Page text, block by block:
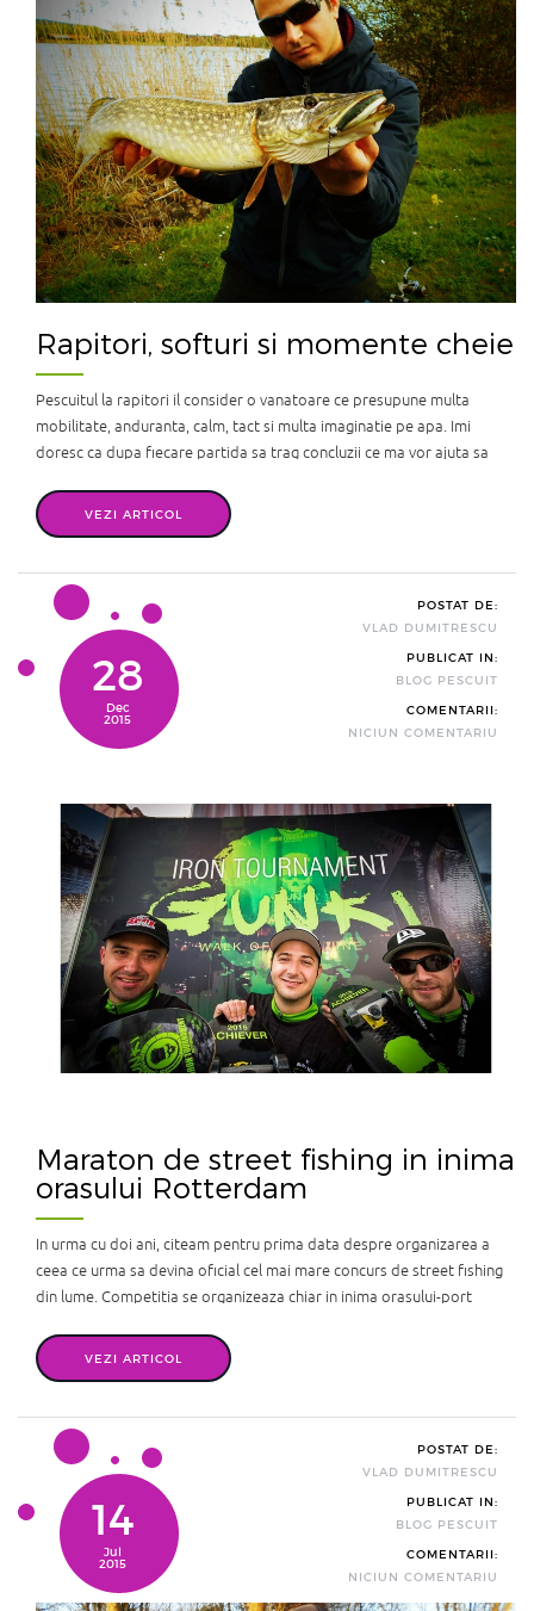
Rapitori, softuri si momente cheie
Pescuitul la rapitori il consider o vanatoare ce presupune multa
mobilitate, anduranta, calm, tact si multa imaginatie pe apa. Imi
doresc ca dupa fiecare partida sa trag concluzii ce ma vor ajuta sa
vegetatie, structura malului, substrat, transparenta apei, vantul p ...
VEZI ARTICOL
28
Dec
2015
POSTAT DE:
VLAD DUMITRESCU
PUBLICAT IN:
BLOG PESCUIT
COMENTARII:
NICIUN COMENTARIU
Maraton de street fishing in inima
orasului Rotterdam
In urma cu doi ani, citeam pentru prima data despre organizarea a
ceea ce urma sa devina oficial cel mai mare concurs de street fishing
din lume. Competitia se organizeaza chiar in inima orasului-port
un adevarat maraton in cel mai clasic sens al cuvantului, ...
VEZI ARTICOL
14
Jul
2015
POSTAT DE:
VLAD DUMITRESCU
PUBLICAT IN:
BLOG PESCUIT
COMENTARII:
NICIUN COMENTARIU